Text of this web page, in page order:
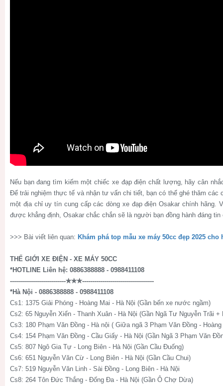
Nếu bạn đang tìm kiếm một chiếc xe đạp điện chất lượng, hãy cân
Để trải nghiệm thực tế và nhận tư vấn chi tiết, bạn có thể ghé thăm các
một địa chỉ uy tín cung cấp các dòng xe đạp điện Osakar chính hãng.
được khẳng định, Osakar chắc chắn sẽ là người bạn đồng hành đáng
>>> Bài viết liên quan: Khám phá top mẫu xe máy 50cc đẹp 2025 cho
THẾ GIỚI XE ĐIỆN - XE MÁY 50CC
*HOTLINE Liên hệ: 0886388888 - 0988411108
----------------------------✯✯✯------------------------------------
*Hà Nội - 0886388888 - 0988411108
Cs1: 1375 Giải Phóng - Hoàng Mai - Hà Nội (Gần bến xe nước ngầm)
Cs2: 65 Nguyễn Xiển - Thanh Xuân - Hà Nội (Gần Ngã Tư Nguyễn Trãi +
Cs3: 180 Phạm Văn Đồng - Hà nội ( Giữa ngã 3 Phạm Văn Đồng -
Cs4: 154 Phạm Văn Đồng - Cầu Giấy - Hà Nội (Gần Ngã 3 Phạm Văn
Cs5: 807 Ngô Gia Tự - Long Biên - Hà Nội (Gần Cầu Đuống)
Cs6: 651 Nguyễn Văn Cừ - Long Biên - Hà Nội (Gần Cầu Chui)
Cs7: 519 Nguyễn Văn Linh - Sài Đồng - Long Biên - Hà Nội
Cs8: 264 Tôn Đức Thắng - Đống Đa - Hà Nội (Gần Ô Chợ Dừa)